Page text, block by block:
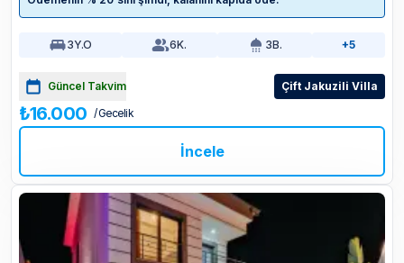
3Y.O 6K. 3B. +5
Güncel Takvim Çift Jakuzili Villa
₺16.000 / Gecelik
İncele